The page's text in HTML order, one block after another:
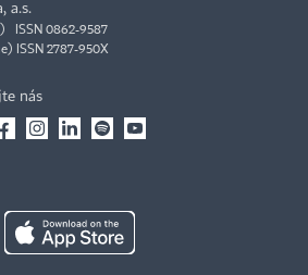
a.s.
ISSN 0862-9587
ISSN 2787-950X
nás